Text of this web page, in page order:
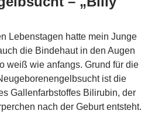
Lebenstagen hatte mein Junge
die Bindehaut in den Augen
weiß wie anfangs. Grund für die
ist die
Gallenfarbstoffes Bilirubin, der
nach der Geburt entsteht.